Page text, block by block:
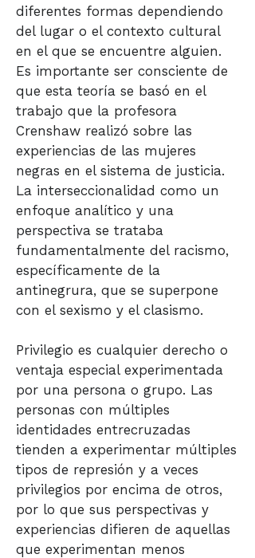
diferentes formas dependiendo
del lugar o el contexto cultural
en el que se encuentre alguien.
Es importante ser consciente de
que esta teoría se basó en el
trabajo que la profesora
Crenshaw realizó sobre las
experiencias de las mujeres
negras en el sistema de justicia.
La interseccionalidad como un
enfoque analítico y una
perspectiva se trataba
fundamentalmente del racismo,
específicamente de la
antinegrura, que se superpone
con el sexismo y el clasismo.
Privilegio es cualquier derecho o
ventaja especial experimentada
por una persona o grupo. Las
personas con múltiples
identidades entrecruzadas
tienden a experimentar múltiples
tipos de represión y a veces
privilegios por encima de otros,
por lo que sus perspectivas y
experiencias difieren de aquellas
que experimentan menos